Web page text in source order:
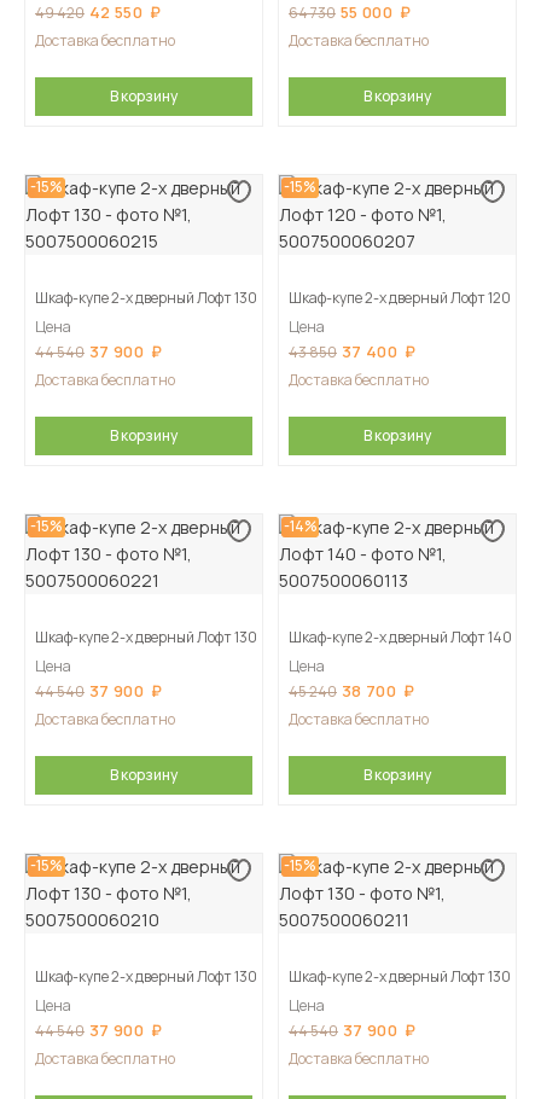
49 420 42 550
Доставка бесплатно
В корзину
64 730 55 000
Доставка бесплатно
В корзину
-15%
Шкаф-купе 2-х дверный Лофт 130
Цена
44 540 37 900
Доставка бесплатно
В корзину
-15%
Шкаф-купе 2-х дверный Лофт 120
Цена
43 850 37 400
Доставка бесплатно
В корзину
-15%
Шкаф-купе 2-х дверный Лофт 130
Цена
44 540 37 900
Доставка бесплатно
В корзину
-14%
Шкаф-купе 2-х дверный Лофт 140
Цена
45 240 38 700
Доставка бесплатно
В корзину
-15%
Шкаф-купе 2-х дверный Лофт 130
Цена
44 540 37 900
Доставка бесплатно
-15%
Шкаф-купе 2-х дверный Лофт 130
Цена
44 540 37 900
Доставка бесплатно